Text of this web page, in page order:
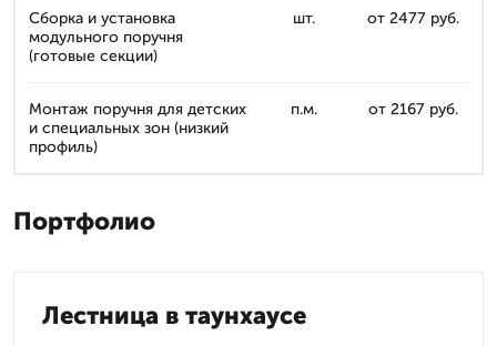
Сборка и установка
модульного поручня
(готовые секции)
шт. от 2477 руб.
Монтаж поручня для детских
и специальных зон (низкий
профиль)
п.м. от 2167 руб.
Портфолио
Лестница в таунхаусе